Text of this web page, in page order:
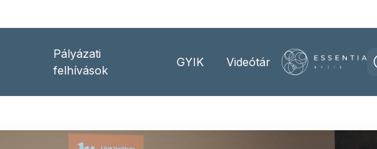
Pályázati
felhívások
GYIK Videótár